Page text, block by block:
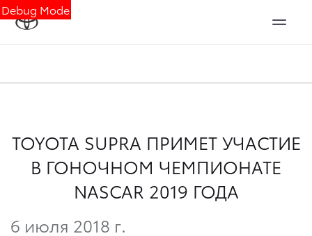
Debug Mode
TOYOTA SUPRA ПРИМЕТ УЧАСТИЕ
В ГОНОЧНОМ ЧЕМПИОНАТЕ
NASCAR 2019 ГОДА
6 июля 2018 г.